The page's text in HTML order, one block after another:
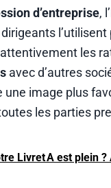
d’entreprise,
l’utilisent
les
avec d’autres
une image plus
les parties
Livret A est plein